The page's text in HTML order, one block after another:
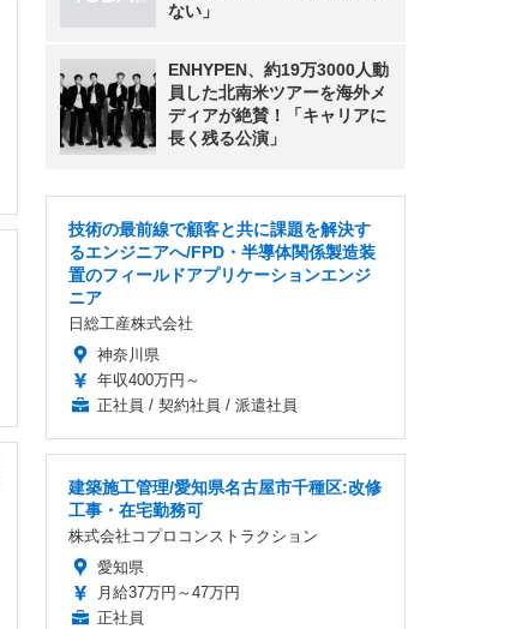
ない」
ENHYPEN、約19万3000人動
員した北南米ツアーを海外メ
ディアが絶賛！「キャリアに
長く残る公演」
技術の最前線で顧客と共に課題を解決す
るエンジニアへ/FPD・半導体関係製造装
置のフィールドアプリケーションエンジ
ニア
日総工産株式会社
神奈川県
年収400万円～
正社員 / 契約社員 / 派遣社員
建築施工管理/愛知県名古屋市千種区:改修
工事・在宅勤務可
株式会社コプロコンストラクション
愛知県
月給37万円～47万円
正社員